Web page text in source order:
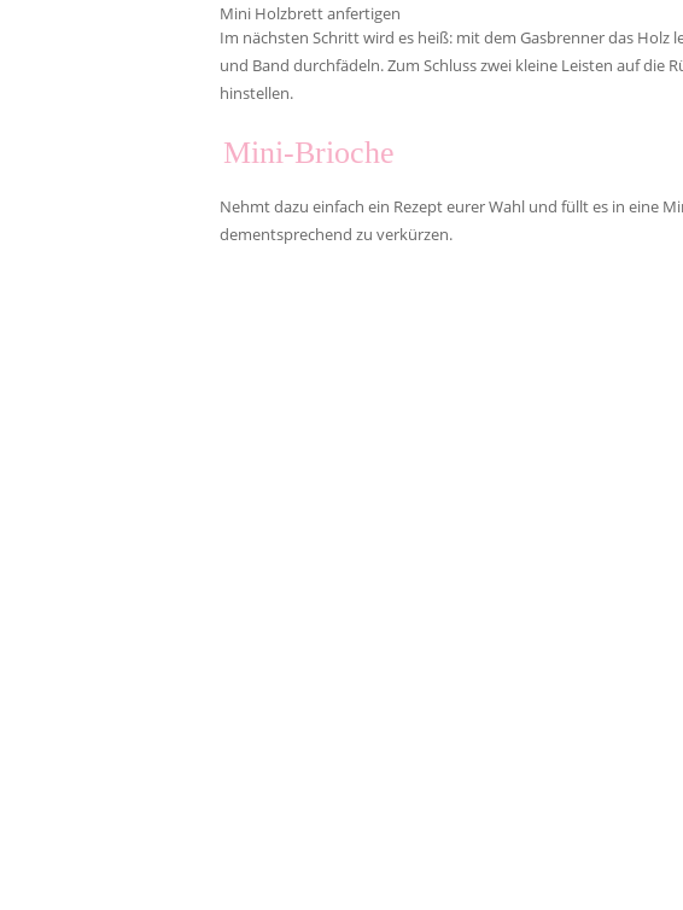
Mini Holzbrett anfertigen
Im nächsten Schritt wird es heiß: mit dem Gasbrenner das Holz
und Band durchfädeln. Zum Schluss zwei kleine Leisten auf die
hinstellen.
Mini-Brioche
Nehmt dazu einfach ein Rezept eurer Wahl und füllt es in eine
dementsprechend zu verkürzen.